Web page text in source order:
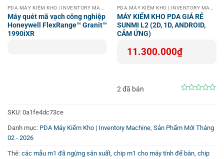
trợ đọc nhanh và chính xác mã vạch 1D và 2D đa dạng,
thích hợp cho việc quản lý hàng hóa, sản phẩm trong kho.
Công nghệ đọc mã vạch này giúp tiết kiệm thời gian và
tăng năng suất cho người dùng.
PDA MÁY KIỂM KHO | INVENTORY MACHINE
Máy quét mã vạch công nghiệp
Honeywell FlexRange™ Granit™
1990iXR
PDA MÁY KIỂM KHO | INVENTORY MACHINE
MÁY KIỂM KHO PDA GIÁ RẺ
SUNMI L2 (2D, 1D, ANDROID,
CẢM ỨNG)
11.300.000₫
2 đã bán
out
5
SKU: 0a1fe4dc73ce
Danh mục: PDA Máy Kiểm Kho | Inventory Machine, Sản Phẩm Mới Tháng
02 - 2026
Thẻ: các mẫu m1 đã ngừng sản xuất, chip m1 cho máy tính để bàn, chip